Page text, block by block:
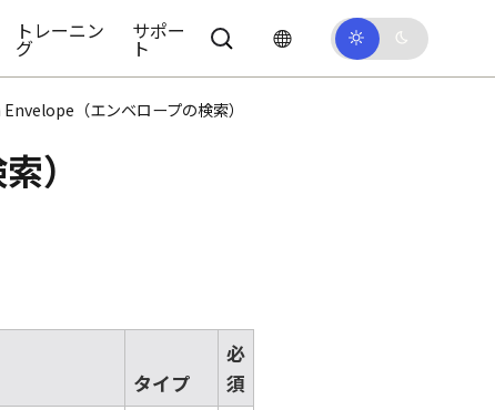
トレーニン
グ
サポー
ト
（エンベロープの検索）
）
タイプ
必
須